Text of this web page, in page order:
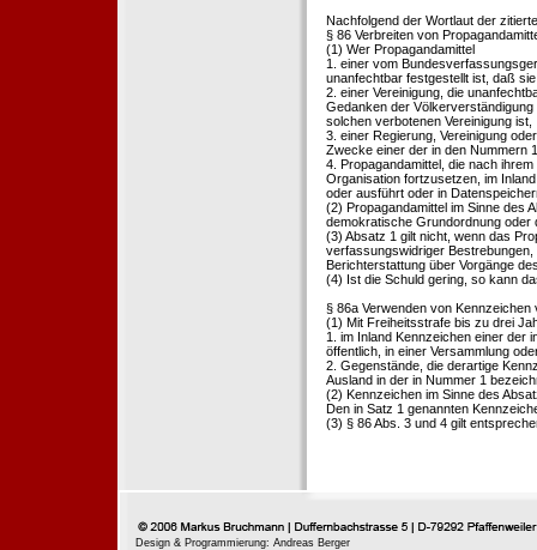
Nachfolgend der Wortlaut der
§ 86 Verbreiten von
(1) Wer Propagandamittel
1. einer vom
unanfechtbar festgestellt ist, daß
2. einer Vereinigung, die
Gedanken der
solchen verbotenen Vereinigung ist,
3. einer Regierung, Vereinigung
Zwecke einer der in den Nummern
4. Propagandamittel, die nach
Organisation fortzusetzen, im
oder ausführt oder in
(2) Propagandamittel im Sinne des
demokratische Grundordnung oder
(3) Absatz 1 gilt nicht, wenn das
verfassungswidriger
Berichterstattung über Vorgänge
(4) Ist die Schuld gering, so kann
§ 86a Verwenden von
(1) Mit Freiheitsstrafe bis zu drei
1. im Inland Kennzeichen einer der
öffentlich, in einer Versammlung
2. Gegenstände, die derartige
Ausland in der in Nummer 1
(2) Kennzeichen im Sinne des
Den in Satz 1 genannten
(3) § 86 Abs. 3 und 4 gilt
Design & Programmierung: Andreas Berger